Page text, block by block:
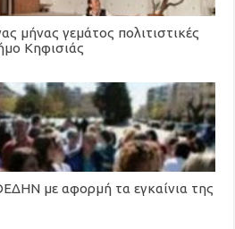
μήνας γεμάτος πολιτιστικές
Κηφισιάς
με αφορμή τα εγκαίνια της